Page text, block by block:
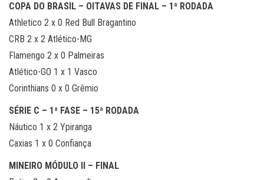
COPA DO BRASIL – OITAVAS DE FINAL – 1ª RODADA
Athletico 2 x 0 Red Bull Bragantino
CRB 2 x 2 Atlético-MG
Flamengo 2 x 0 Palmeiras
Atlético-GO 1 x 1 Vasco
Corinthians 0 x 0 Grêmio
SÉRIE C – 1ª FASE – 15ª RODADA
Náutico 1 x 2 Ypiranga
Caxias 1 x 0 Confiança
MINEIRO MÓDULO II – FINAL